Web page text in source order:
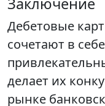
Дебетовые
сочетают в
делает их
рынке